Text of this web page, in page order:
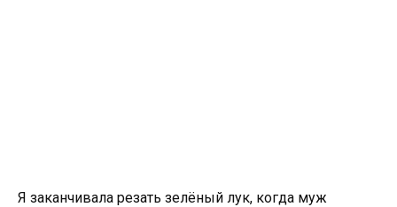
Я заканчивала резать зелёный лук, когда муж